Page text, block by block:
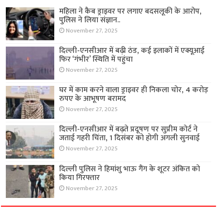
महिला ने कैब ड्राइवर पर लगाए बदसलूकी के आरोप,
पुलिस ने लिया संज्ञान..
November 27, 2025
दिल्ली-एनसीआर में बढ़ी ठंड, कई इलाकों में एक्यूआई
फिर ‘गंभीर’ स्थिति में पहुंचा
November 27, 2025
घर में काम करने वाला ड्राइवर ही निकला चोर, 4 करोड़
रुपए के आभूषण बरामद
November 27, 2025
दिल्ली-एनसीआर में बढ़ते प्रदूषण पर सुप्रीम कोर्ट ने
जताई गहरी चिंता, 1 दिसंबर को होगी अगली सुनवाई
November 27, 2025
दिल्ली पुलिस ने हिमांशु भाऊ गैंग के शूटर अंकित को
किया गिरफ्तार
November 27, 2025